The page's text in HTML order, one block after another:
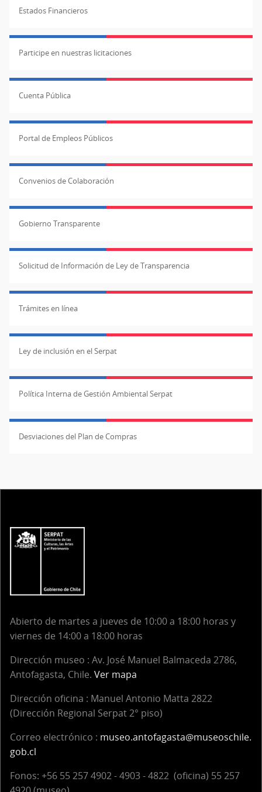
Estados Financieros
Participe en nuestras licitaciones
Cuenta Pública
Portal de Empleos Públicos
Convenios de Colaboración
Gobierno Transparente
Solicitud de Información de Ley de Transparencia
Trámites en línea
Ley de inclusión en el Serpat
Política Interna de Gestión Ambiental Serpat
Desviaciones del Plan de Compras
Abierto de martes a jueves de 10:00 a 18:00 horas y
viernes de 14:00 a 18:00 horas
Dirección museo : Av. José Manuel Balmaceda 2786,
Antofagasta, Chile. Ver mapa
Dirección oficina : Manuel Antonio Matta 2822
(Dirección Regional Serpat 2° piso)
Correo electrónico : museo.antofagasta@museoschile.
gob.cl
Fonos: +56 55 257 4902 - 4903 - 4822 (oficina) 55 257